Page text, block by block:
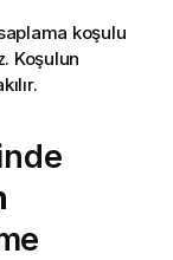
koşulu
Koşulun